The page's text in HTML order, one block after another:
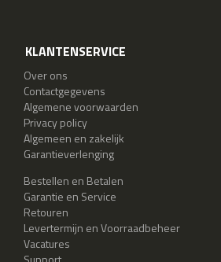
KLANTENSERVICE
Over ons
Contactgegevens
Algemene voorwaarden
Privacy policy
Algemeen en zakelijk
Garantieverlenging
Bestellen en Betalen
Garantie en Service
Retouren
Levertermijn en Voorraadbeheer
Vacatures